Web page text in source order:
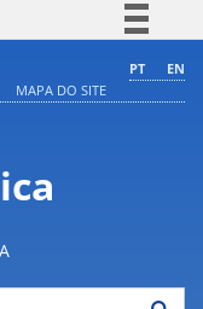
Comunica BR
à informação
Legislação
PT
EN
MAPA DO SITE